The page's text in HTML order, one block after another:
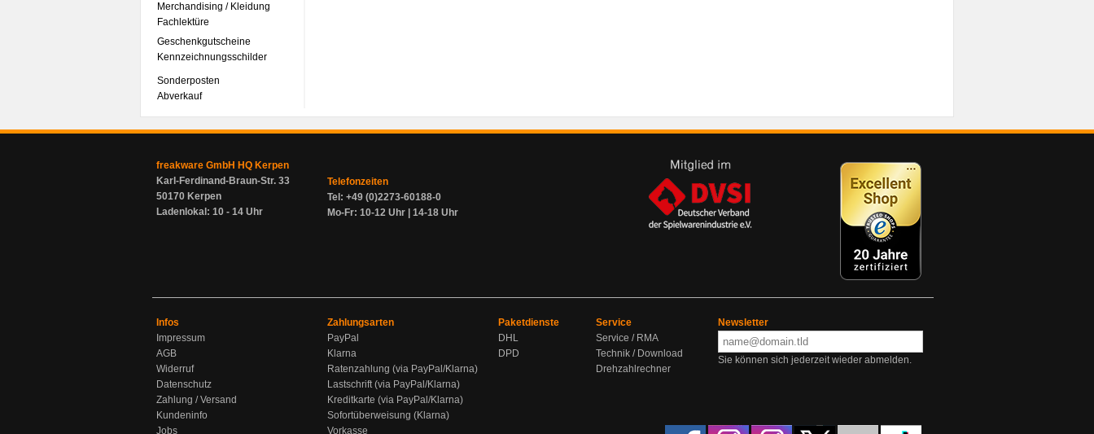
Merchandising / Kleidung
Fachlektüre
Geschenkgutscheine
Kennzeichnungsschilder
Sonderposten
Abverkauf
freakware GmbH HQ Kerpen
Karl-Ferdinand-Braun-Str. 33
50170 Kerpen
Ladenlokal: 10 - 14 Uhr
Telefonzeiten
Tel: +49 (0)2273-60188-0
Mo-Fr: 10-12 Uhr | 14-18 Uhr
Infos
Impressum
AGB
Widerruf
Datenschutz
Zahlung / Versand
Kundeninfo
Jobs
Zahlungsarten
PayPal
Klarna
Ratenzahlung (via PayPal/Klarna)
Lastschrift (via PayPal/Klarna)
Kreditkarte (via PayPal/Klarna)
Sofortüberweisung (Klarna)
Vorkasse
Paketdienste
DHL
DPD
Service
Service / RMA
Technik / Download
Drehzahlrechner
Newsletter
Sie können sich jederzeit wieder abmelden.